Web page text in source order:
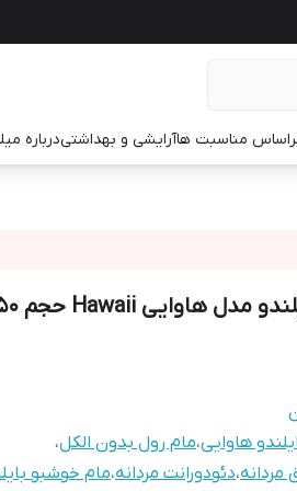
مناسبت هاآرایشی و بهداشتیدرباره
هاوایی،مام رول بدون الکل،
،دئودورانت مردانه،مام خوشبو